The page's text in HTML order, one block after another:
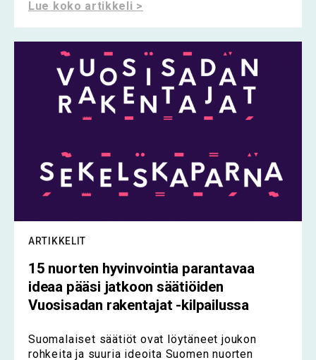
Lue koko artikkeli >
ARTIKKELIT
15 nuorten hyvinvointia parantavaa
ideaa pääsi jatkoon säätiöiden
Vuosisadan rakentajat -kilpailussa
Suomalaiset säätiöt ovat löytäneet joukon
rohkeita ja suuria ideoita Suomen nuorten